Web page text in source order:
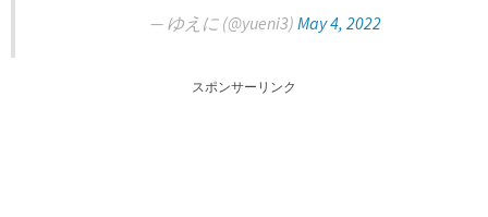
— ゆえに (@yueni3) May 4, 2022
スポンサーリンク